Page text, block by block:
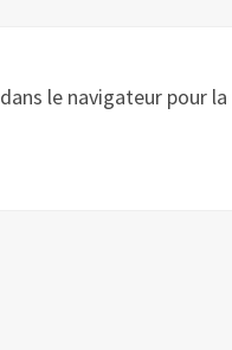
le navigateur pour